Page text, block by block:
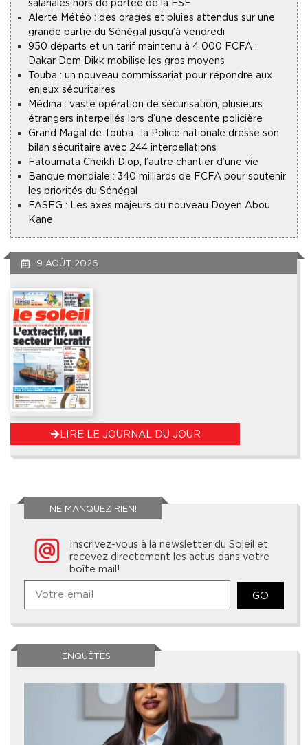
salariales hors de portée de la FSF
Alerte Météo : des orages et pluies attendus sur une
grande partie du Sénégal jusqu’à vendredi
950 départs et un tarif maintenu à 4 000 FCFA :
Dakar Dem Dikk mobilise les gros moyens
Touba : un nouveau commissariat pour répondre aux
enjeux sécuritaires
Médina : vaste opération de sécurisation, plusieurs
étrangers interpellés lors d’une descente policière
Grand Magal de Touba : la Police nationale dresse son
bilan sécuritaire avec 244 interpellations
Fatoumata Cheikh Diop, l’autre chantier d’une vie
Banque mondiale : 340 milliards de FCFA pour soutenir
les priorités du Sénégal
FASEG : Les axes majeurs du nouveau Doyen Abou
Kane
9 AOÛT 2026
LIRE LE JOURNAL DU JOUR
NE MANQUEZ RIEN!
Inscrivez-vous à la newsletter du Soleil et
recevez directement les actus dans votre
boîte mail!
GO
ENQUÊTES